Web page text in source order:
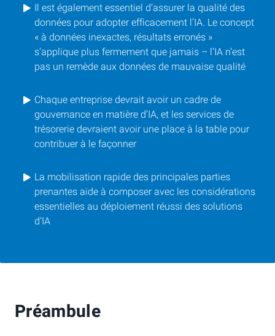
Il est également essentiel d’assurer la qualité des
données pour adopter efficacement l’IA. Le concept
« à données inexactes, résultats erronés »
s’applique plus fermement que jamais – l’IA n’est
pas un remède aux données de mauvaise qualité
Chaque entreprise devrait avoir un cadre de
gouvernance en matière d’IA, et les services de
trésorerie devraient avoir une place à la table pour
contribuer à le façonner
La mobilisation rapide des principales parties
prenantes aide à composer avec les considérations
essentielles au déploiement réussi des solutions
d’IA
Préambule